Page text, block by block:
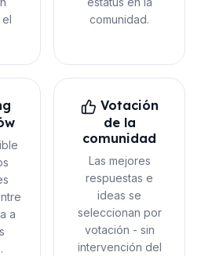
comunidad.
a
Votación
de la
comunidad
Las mejores
respuestas e
ideas se
seleccionan por
votación - sin
intervención del